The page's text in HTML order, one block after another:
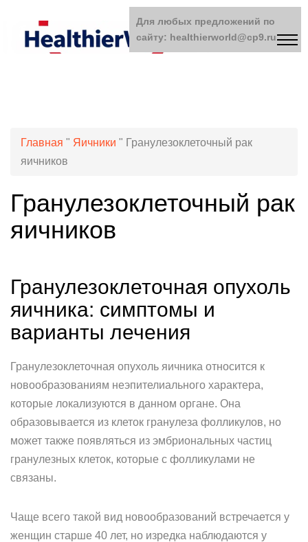
Главная " Яичники " Гранулезоклеточный рак
яичников
Гранулезоклеточный рак
яичников
Гранулезоклеточная опухоль
яичника: симптомы и
варианты лечения
Гранулезоклеточная опухоль яичника относится к
новообразованиям неэпителиального характера,
которые локализуются в данном органе. Она
образовывается из клеток гранулеза фолликулов, но
может также появляться из эмбриональных частиц
гранулезных клеток, которые с фолликулами не
связаны.
Чаще всего такой вид новообразований встречается у
женщин старше 40 лет, но изредка наблюдаются у
Для любых предложений по
сайту: healthierworld@cp9.ru